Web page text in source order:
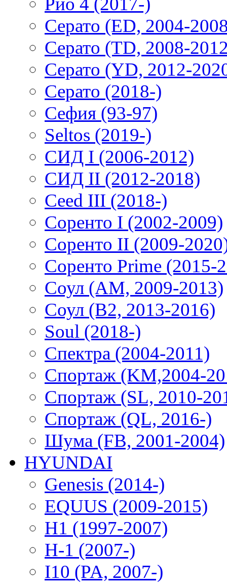
Серато (ED, 2004-
Серато (TD, 2008-
Серато (YD, 2012-
Серато (2018-)
Сефия (93-97)
Seltos (2019-)
СИД I (2006-2012)
СИД II (2012-2018)
Ceed III (2018-)
Соренто I (2002-2009)
Соренто II (2009-
Соренто Prime (2015-
Соул (AM, 2009-2013)
Соул (B2, 2013-2016)
Soul (2018-)
Спектра (2004-2011)
Спортаж (KM,2004-
Спортаж (SL, 2010-
Спортаж (QL, 2016-)
Шума (FB, 2001-2004)
HYUNDAI
Genesis (2014-)
EQUUS (2009-2015)
H1 (1997-2007)
H-1 (2007-)
I10 (PA, 2007-)